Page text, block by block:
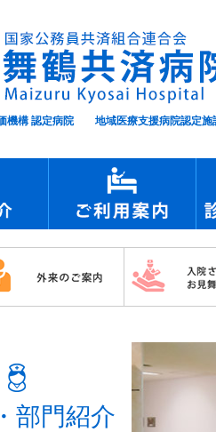
構 認定病院 地域医療支援病院認定施
部門紹介